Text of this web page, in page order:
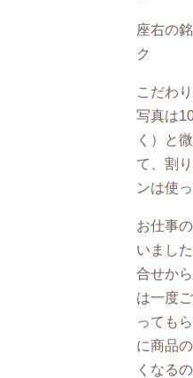
座右の
ク
こだわ
写真は
く）と
て、割
ンは使
お仕事
いまし
合せか
は一度
っても
に商品
くなる